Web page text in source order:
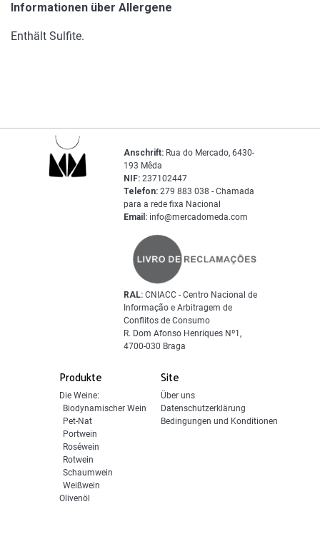
Informationen über Allergene
Enthält Sulfite.
Produkte
Die Weine:
Biodynamischer Wein
Pet-Nat
Portwein
Roséwein
Rotwein
Schaumwein
Weißwein
Olivenöl
Site
Über uns
Datenschutzerklärung
Bedingungen und Konditionen
Anschrift: Rua do Mercado, 6430-
193 Mêda
NIF: 237102447
Telefon: 279 883 038 - Chamada
para a rede fixa Nacional
Email: info@mercadomeda.com
RAL: CNIACC - Centro Nacional de
Informação e Arbitragem de
Conflitos de Consumo
R. Dom Afonso Henriques Nº1,
4700-030 Braga